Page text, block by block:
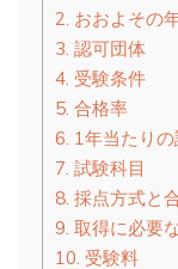
2. おおよその
3. 認可団体
4. 受験条件
5. 合格率
6. 1年当たり
7. 試験科目
8. 採点方式と
9. 取得に必要
10. 受験料